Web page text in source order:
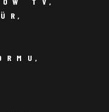
,
,